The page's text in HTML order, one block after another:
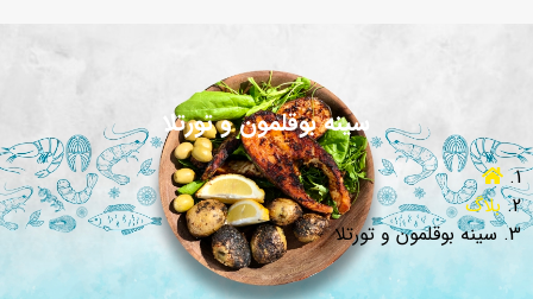
سینه بوقلمون و تورتلا
بلاگ
سینه بوقلمون و تورتلا